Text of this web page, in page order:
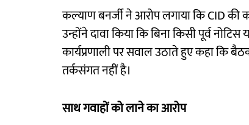
कल्याण बनर्जी ने आरोप लगाया कि CID की
उन्होंने दावा किया कि बिना किसी पूर्व
कार्यप्रणाली पर सवाल उठाते हुए कहा कि
तर्कसंगत नहीं है।
साथ गवाहों को लाने का आरोप